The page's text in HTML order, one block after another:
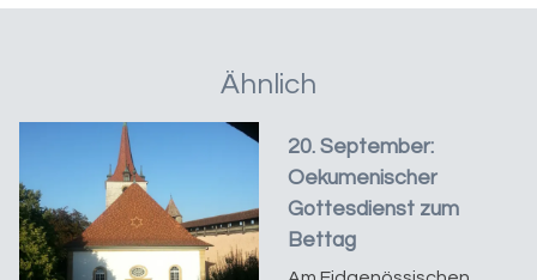
Ähnlich
20. September:
Oekumenischer
Gottesdienst zum
Bettag